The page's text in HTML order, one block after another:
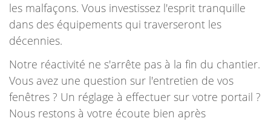
les malfaçons. Vous investissez l'esprit tranquille
dans des équipements qui traverseront les
décennies.
Notre réactivité ne s'arrête pas à la fin du chantier.
Vous avez une question sur l'entretien de vos
fenêtres ? Un réglage à effectuer sur votre portail ?
Nous restons à votre écoute bien après